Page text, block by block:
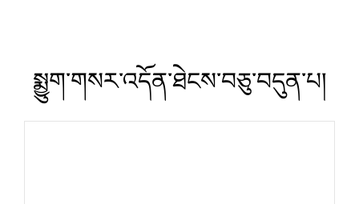
སྨྱུག་གསར་འདོན་ཐེངས་བཅུ་བདུན་པ།